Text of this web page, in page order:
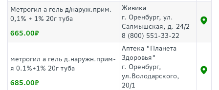
Метрогил а гель д/наруж.прим.
0,1% + 1% 20г туба
665.00
Живика
г. Оренбург, ул.
Салмышская, д. 24/2
8 (800) 551-33-22
метрогил а гель д.наружн.прим-
я 0.1%+1% 20г туба
685.00
Аптека "Планета
Здоровья"
г. Оренбург,
ул.Володарского,
20/1